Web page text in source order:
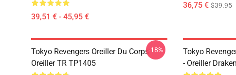
39,51 € - 45,95 €
36,75 € $39.95
Tokyo Revengers Oreiller Du Corps -
Oreiller TR TP1405
-18%
Tokyo
- Oreiller